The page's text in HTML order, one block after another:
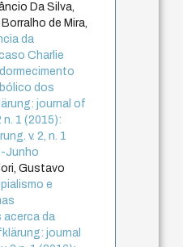
Da Silva,
de Mira,
da
Charlie
dos
journal of
n. 1 (2015):
v. 2, n. 1
Junho
Gustavo
e
acerca da
journal